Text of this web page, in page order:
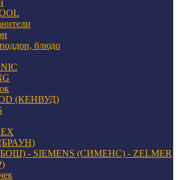
блюдо
(КЕНВУД)
- SIEMENS (СИМЕНС) - ZELMER